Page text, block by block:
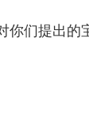
提出的宝